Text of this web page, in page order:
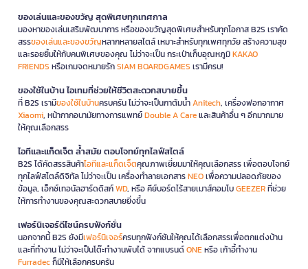
ของเล่นและของขวัญ สุดพิเศษทุกเทศกาล
มองหาของเล่นเสริมพัฒนาการ หรือของขวัญสุดพิเศษสำหรับทุกโอกาส B2S เราคัด
สรรของเล่นและของขวัญหลากหลายสไตล์ เหมาะสำหรับทุกเพศทุกวัย สร้างความสุข
และรอยยิ้มให้กับคนพิเศษของคุณ ไม่ว่าจะเป็น กระเป๋าเก็บอุณหภูมิKAKAO
FRIENDS หรือเกมจดหมายรักSIAM BOARDGAMES เรามีครบ!
ของใช้ในบ้าน ไอเทมที่ช่วยให้ชีวิตสะดวกสบายขึ้น
ที่ B2S เรามีของใช้ในบ้านครบครัน ไม่ว่าจะเป็นกาต้มน้ำAnitech, เครื่องฟอกอากาศ
Xiaomi, หน้ากากอนามัยทางการแพทย์Double A Careและสินค้าอื่น ๆ อีกมากมาย
ให้คุณเลือกสรร
ไอทีและแก็ดเจ็ต ล้ำสมัย ตอบโจทย์ทุกไลฟ์สไตล์
B2S ได้คัดสรรสินค้าไอทีและแก็ดเจ็ตคุณภาพเยี่ยมมาให้คุณเลือกสรร เพื่อตอบโจทย์
ทุกไลฟ์สไตล์ดิจิทัล ไม่ว่าจะเป็น เครื่องทำลายเอกสารNEOเพื่อความปลอดภัยของ
ข้อมูล, เอ็กซ์เทอนัลฮาร์ดดิสก์WD, หรือ คีย์บอร์ดไร้สายเมาส์คอมโบGEEZERที่ช่วย
ให้การทำงานของคุณสะดวกสบายยิ่งขึ้น
เฟอร์นิเจอร์ดีไซน์ครบฟังก์ชั่น
นอกจากนี้ B2S ยังมีเฟอร์นิเจอร์ครบทุกฟังก์ชันให้คุณได้เลือกสรรเพื่อตกแต่งบ้าน
และที่ทำงาน ไม่ว่าจะเป็นโต๊ะทำงานพับได้ จากแบรนด์ONEหรือ เก้าอี้ทำงาน
Furradecก็มีให้เลือกครบครัน